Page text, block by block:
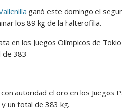
ganó este domingo el
los 89 kg de la halterofilia.
en los Juegos Olímpicos de
de 383.
autoridad el oro en los Juegos
un total de 383 kg.